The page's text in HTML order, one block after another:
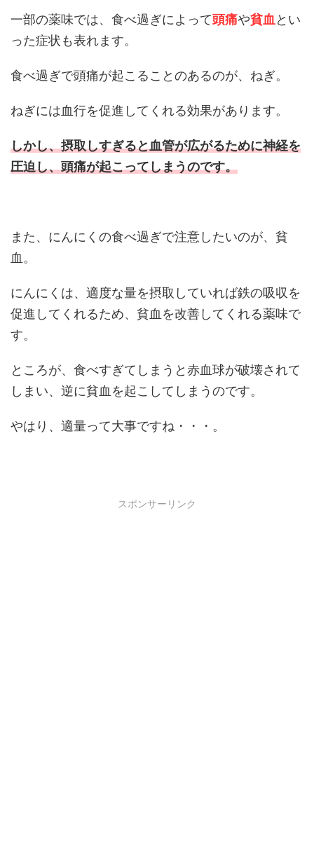
一部の薬味では、食べ過ぎによって頭痛や貧血とい
った症状も表れます。
食べ過ぎで頭痛が起こることのあるのが、ねぎ。
ねぎには血行を促進してくれる効果があります。
しかし、摂取しすぎると血管が広がるために神経を
圧迫し、頭痛が起こってしまうのです。
また、にんにくの食べ過ぎで注意したいのが、貧
血。
にんにくは、適度な量を摂取していれば鉄の吸収を
促進してくれるため、貧血を改善してくれる薬味で
す。
ところが、食べすぎてしまうと赤血球が破壊されて
しまい、逆に貧血を起こしてしまうのです。
やはり、適量って大事ですね・・・。
スポンサーリンク